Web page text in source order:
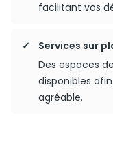
facilitant vos
Services sur
Des espaces
disponibles
agréable.